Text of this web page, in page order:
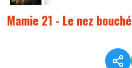
Mamie 21 - Le nez bouché